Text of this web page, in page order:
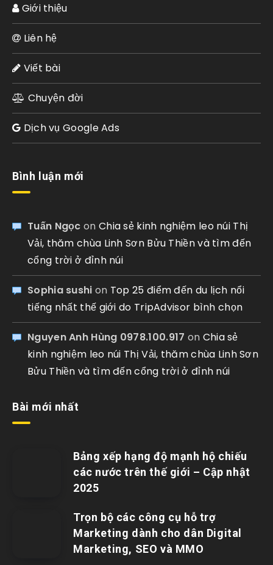
Giới thiệu
Liên hệ
Viết bài
Chuyện đời
Dịch vụ Google Ads
Bình luận mới
Tuấn Ngọc on Chia sẻ kinh nghiệm leo núi Thị
Vải, thăm chùa Linh Sơn Bửu Thiền và tìm đến
cổng trời ở đỉnh núi
Sophia sushi on Top 25 điểm đến du lịch nổi
tiếng nhất thế giới do TripAdvisor bình chọn
Nguyen Anh Hùng 0978.100.917 on Chia sẻ
kinh nghiệm leo núi Thị Vải, thăm chùa Linh Sơn
Bửu Thiền và tìm đến cổng trời ở đỉnh núi
Bài mới nhất
Bảng xếp hạng độ mạnh hộ chiếu
các nước trên thế giới – Cập nhật
2025
Trọn bộ các công cụ hỗ trợ
Marketing dành cho dân Digital
Marketing, SEO và MMO